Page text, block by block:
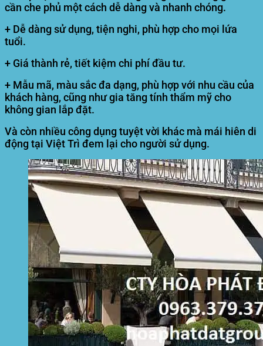
cần che phủ một cách dễ dàng và nhanh chóng.
+ Dễ dàng sử dụng, tiện nghi, phù hợp cho mọi lứa
tuổi.
+ Giá thành rẻ, tiết kiệm chi phí đầu tư.
+ Mẫu mã, màu sắc đa dạng, phù hợp với nhu cầu của
khách hàng, cũng như gia tăng tính thẩm mỹ cho
không gian lắp đặt.
Và còn nhiều công dụng tuyệt vời khác mà mái hiên di
động tại Việt Trì đem lại cho người sử dụng.